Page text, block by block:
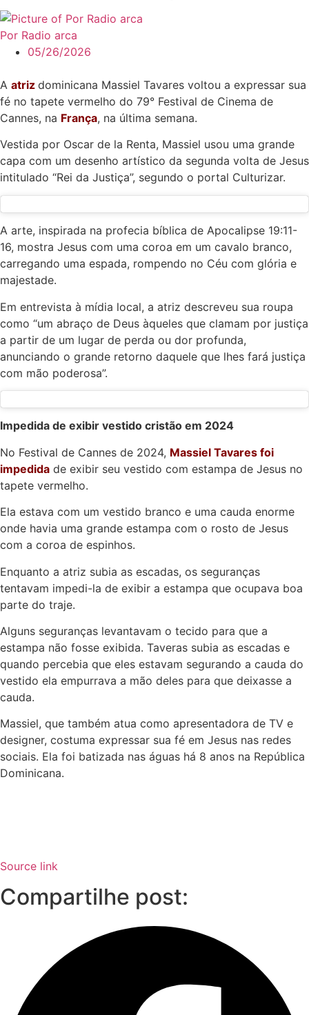
Por Radio arca
05/26/2026
A atriz dominicana Massiel Tavares voltou a expressar sua
fé no tapete vermelho do 79° Festival de Cinema de
Cannes, na França, na última semana.
Vestida por Oscar de la Renta, Massiel usou uma grande
capa com um desenho artístico da segunda volta de Jesus
intitulado “Rei da Justiça”, segundo o portal Culturizar.
A arte, inspirada na profecia bíblica de Apocalipse 19:11-
16, mostra Jesus com uma coroa em um cavalo branco,
carregando uma espada, rompendo no Céu com glória e
majestade.
Em entrevista à mídia local, a atriz descreveu sua roupa
como “um abraço de Deus àqueles que clamam por justiça
a partir de um lugar de perda ou dor profunda,
anunciando o grande retorno daquele que lhes fará justiça
com mão poderosa”.
Impedida de exibir vestido cristão em 2024
No Festival de Cannes de 2024, Massiel Tavares foi
impedida de exibir seu vestido com estampa de Jesus no
tapete vermelho.
Ela estava com um vestido branco e uma cauda enorme
onde havia uma grande estampa com o rosto de Jesus
com a coroa de espinhos.
Enquanto a atriz subia as escadas, os seguranças
tentavam impedi-la de exibir a estampa que ocupava boa
parte do traje.
Alguns seguranças levantavam o tecido para que a
estampa não fosse exibida. Taveras subia as escadas e
quando percebia que eles estavam segurando a cauda do
vestido ela empurrava a mão deles para que deixasse a
cauda.
Massiel, que também atua como apresentadora de TV e
designer, costuma expressar sua fé em Jesus nas redes
sociais. Ela foi batizada nas águas há 8 anos na República
Dominicana.
Source link
Compartilhe post: